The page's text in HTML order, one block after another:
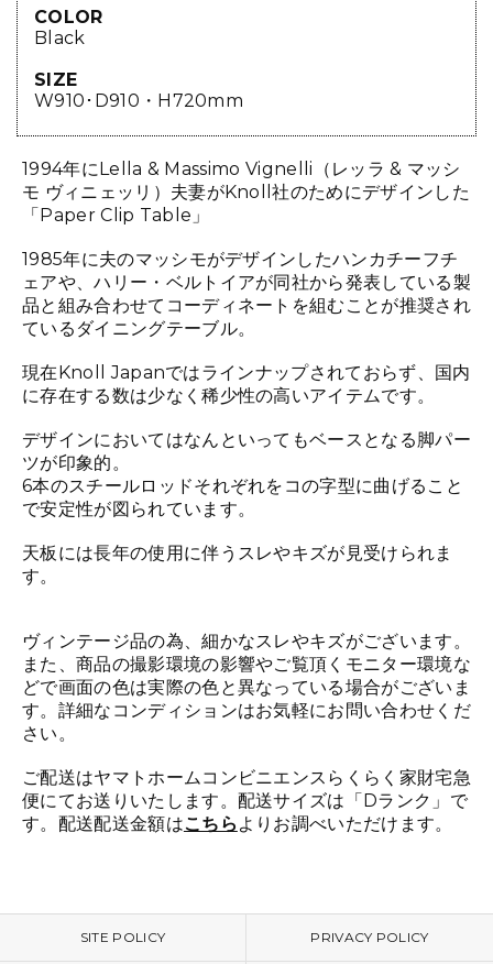
COLOR
Black
SIZE
W910･D910・H720mm
1994年にLella & Massimo Vignelli（レッラ & マッシ
モ ヴィニェッリ）夫妻がKnoll社のためにデザインした
「Paper Clip Table」
1985年に夫のマッシモがデザインしたハンカチーフチ
ェアや、ハリー・ベルトイアが同社から発表している製
品と組み合わせてコーディネートを組むことが推奨され
ているダイニングテーブル。
現在Knoll Japanではラインナップされておらず、国内
に存在する数は少なく稀少性の高いアイテムです。
デザインにおいてはなんといってもベースとなる脚パー
ツが印象的。
6本のスチールロッドそれぞれをコの字型に曲げること
で安定性が図られています。
天板には長年の使用に伴うスレやキズが見受けられま
す。
ヴィンテージ品の為、細かなスレやキズがございます。
また、商品の撮影環境の影響やご覧頂くモニター環境な
どで画面の色は実際の色と異なっている場合がございま
す。詳細なコンディションはお気軽にお問い合わせくだ
さい。
ご配送はヤマトホームコンビニエンスらくらく家財宅急
便にてお送りいたします。配送サイズは「Dランク」で
す。配送配送金額はこちら よりお調べいただけます。
SITE POLICY PRIVACY POLICY